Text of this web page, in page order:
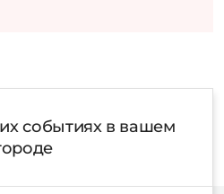
событиях в вашем